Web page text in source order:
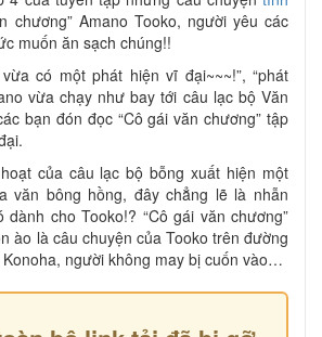
chương” Amano Tooko, người yêu các
muốn ăn sạch chúng!!
có một phát hiện vĩ đại~~~!”, “phát
vừa chạy như bay tới câu lạc bộ Văn
bạn đón đọc “Cô gái văn chương” tập
của câu lạc bộ bỗng xuất hiện một
văn bông hồng, đây chẳng lẽ là nhẫn
cho Tooko!? “Cô gái văn chương”
ào là câu chuyện của Tooko trên đường
người không may bị cuốn vào…